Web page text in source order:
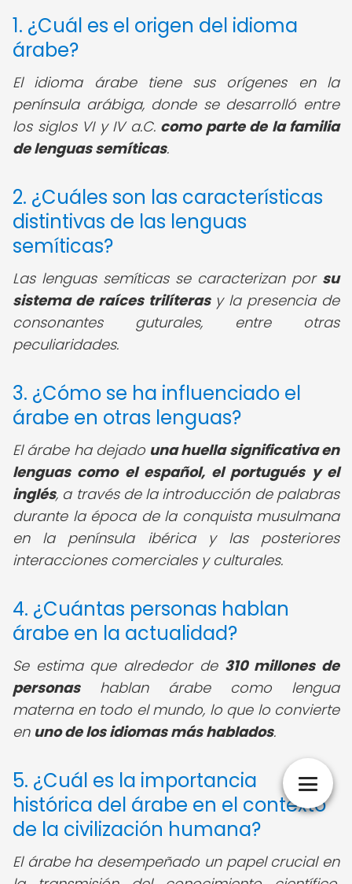
1. ¿Cuál es el origen del idioma
árabe?
El idioma árabe tiene sus orígenes en la
península arábiga, donde se desarrolló entre
los siglos VI y IV a.C. como parte de la familia
de lenguas semíticas.
2. ¿Cuáles son las características
distintivas de las lenguas
semíticas?
Las lenguas semíticas se caracterizan por su
sistema de raíces trilíterasy la presencia de
consonantes guturales, entre otras
peculiaridades.
3. ¿Cómo se ha influenciado el
árabe en otras lenguas?
El árabe ha dejado una huella significativa en
lenguas como el español, el portugués y el
inglés, a través de la introducción de palabras
durante la época de la conquista musulmana
en la península ibérica y las posteriores
interacciones comerciales y culturales.
4. ¿Cuántas personas hablan
árabe en la actualidad?
Se estima que alrededor de 310 millones de
personashablan árabe como lengua
materna en todo el mundo, lo que lo convierte
en uno de los idiomas más hablados.
5. ¿Cuál es la importancia
histórica del árabe en el contexto
de la civilización humana?
El árabe ha desempeñado un papel crucial en